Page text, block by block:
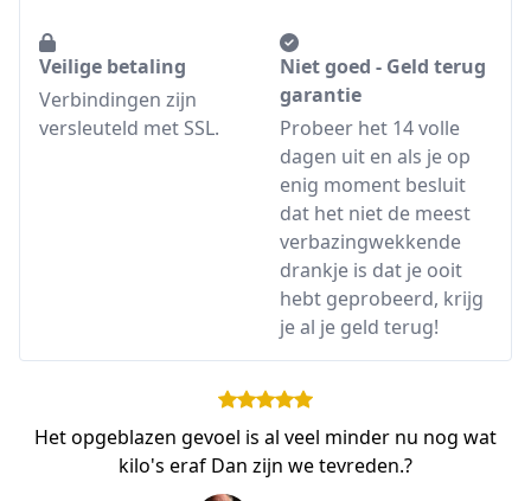
Veilige betaling
Verbindingen zijn
versleuteld met SSL.
Niet goed - Geld terug
garantie
Probeer het 14 volle
dagen uit en als je op
enig moment besluit
dat het niet de meest
verbazingwekkende
drankje is dat je ooit
hebt geprobeerd, krijg
je al je geld terug!
Het opgeblazen gevoel is al veel minder nu nog wat
kilo's eraf Dan zijn we tevreden.?